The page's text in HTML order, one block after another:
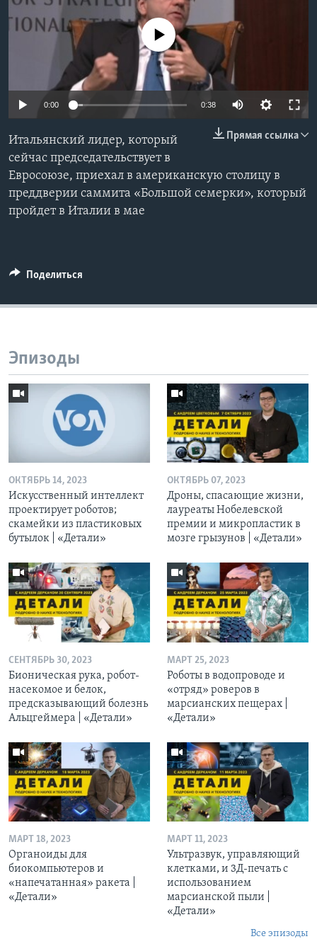
Learning English
СОЦИАЛЬНЫЕ СЕТИ
No media source currently available
0:00 0:38
Прямая ссылка
Итальянский лидер, который
сейчас председательствует в
Евросоюзе, приехал в американскую столицу в
преддверии саммита «Большой семерки», который
пройдет в Италии в мае
Поделиться
Эпизоды
ОКТЯБРЬ 14, 2023
Искусственный интеллект
проектирует роботов;
скамейки из пластиковых
бутылок | «Детали»
ОКТЯБРЬ 07, 2023
Дроны, спасающие жизни,
лауреаты Нобелевской
премии и микропластик в
мозге грызунов | «Детали»
СЕНТЯБРЬ 30, 2023
Бионическая рука, робот-
насекомое и белок,
предсказывающий болезнь
Альцгеймера | «Детали»
МАРТ 25, 2023
Роботы в водопроводе и
«отряд» роверов в
марсианских пещерах |
«Детали»
МАРТ 18, 2023
Органоиды для
биокомпьютеров и
«напечатанная» ракета |
«Детали»
МАРТ 11, 2023
Ультразвук, управляющий
клетками, и 3Д-печать c
использованием
марсианской пыли |
«Детали»
Все эпизоды